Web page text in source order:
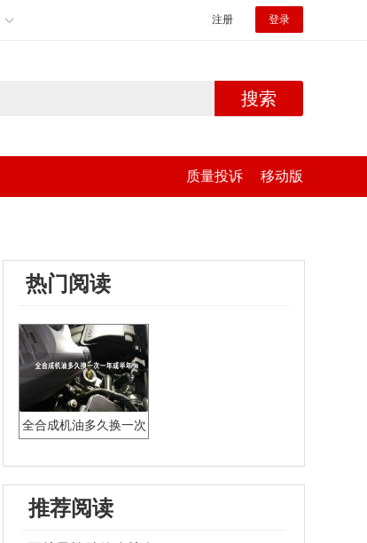
注册 登录
搜索
质量投诉 移动版
热门阅读
全合成机油多久换一次
推荐阅读